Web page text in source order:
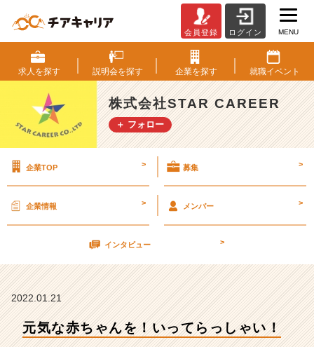
気
な
赤
ち
ゃ
ん
て
し
ゃ
S
会員登録 ログイン MENU
求人を探す 説明会を探す 企業を探す 就職イベント
株式会社STAR CAREER
＋ フォロー
企業TOP > 募集 >
企業情報 > メンバー >
インタビュー >
2022.01.21
元気な赤ちゃんを！いってらっしゃい！